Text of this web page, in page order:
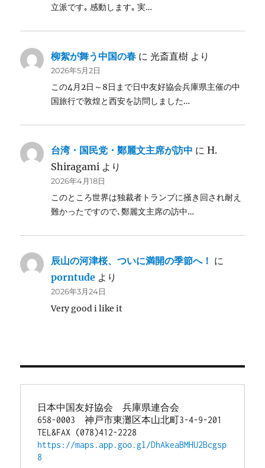
立派です｡ 感動します｡ 実…
柳絮が舞う中国の春 に光斎直樹 より
2026年5月2日
この4月2日～8日まで日中友好協会兵庫県主催の中
国旅行で敦煌と西安を訪問しました…
台湾・国民党・鄭麗文主席が訪中 にH.
Shiragami より
2026年4月18日
このところ世界は独裁者トランプに掻き回され耐え
難かったですので､鄭麗文主席の訪中…
辰山の河津桜、ついに満開の季節へ！ に
porntude より
2026年3月24日
Very good i like it
日本中国友好協会　兵庫県連合会
658-0003　神戸市東灘区本山北町3-4-9-201
TEL&FAX (078)412-2228
https://maps.app.goo.gl/DhAkeaBMHU2Bcgsp
8